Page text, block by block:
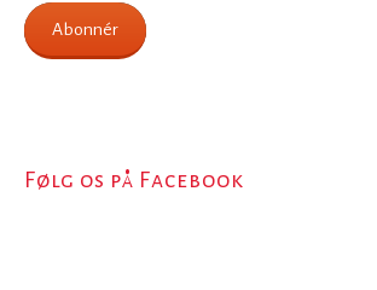
Abonnér
Følg os på Facebook